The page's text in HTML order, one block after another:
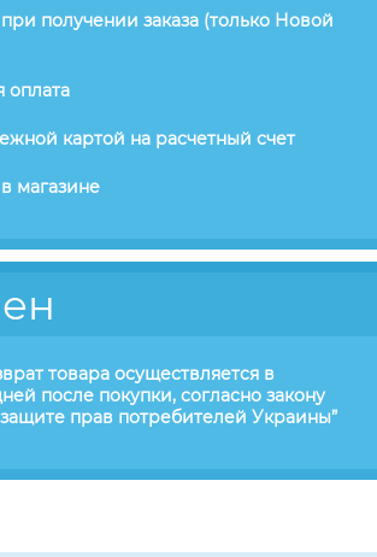
получении заказа (только Новой
оплата
картой на расчетный счет
магазине
товара осуществляется в
после покупки, согласно закону
прав потребителей Украины”